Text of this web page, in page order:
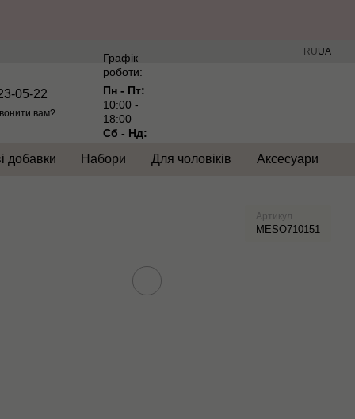
RUUA
05-22
вам?
Графік
роботи:
Пн - Пт:
10:00 -
18:00
Сб - Нд:
добавки Набори Для чоловіків Аксесуари
Артикул
MESO710151